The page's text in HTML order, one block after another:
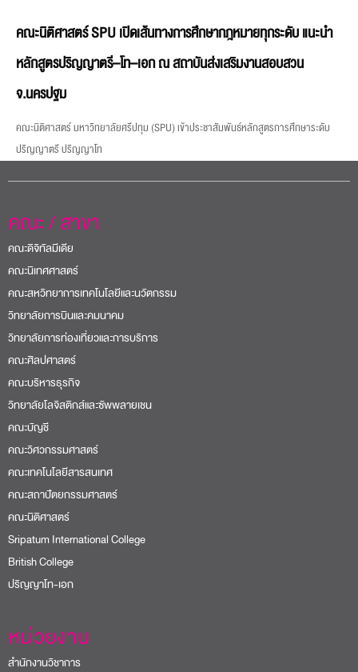
คณะนิติศาสตร์ SPU เปิดเส้นทางการศึกษากฎหมายทุกระดับ แนะนำ
หลักสูตรปริญญาตรี–โท–เอก ณ สถาบันส่งเสริมงานสอบสวน
จ.นครปฐม
คณะนิติศาสตร์ มหาวิทยาลัยศรีปทุม (SPU) เข้าประชาสัมพันธ์หลักสูตรการศึกษาระดับ
ปริญญาตรี ปริญญาโท
คณะ / สาขา
คณะดิจิทัลมีเดีย
คณะนิเทศศาสตร์
คณะสหวิทยาการเทคโนโลยีและนวัตกรรม
วิทยาลัยการบินและคมนาคม
วิทยาลัยการท่องเที่ยวและการบริการ
คณะศิลปศาสตร์
คณะบริหารธุรกิจ
วิทยาลัยโลจิสติกส์และซัพพลายเชน
คณะบัญชี
คณะวิศวกรรมศาสตร์
คณะเทคโนโลยีสารสนเทศ
คณะสถาปัตยกรรมศาสตร์
คณะนิติศาสตร์
Sripatum International College
British College
ปริญญาโท-เอก
หน่วยงาน
สำนักงานวิชาการ